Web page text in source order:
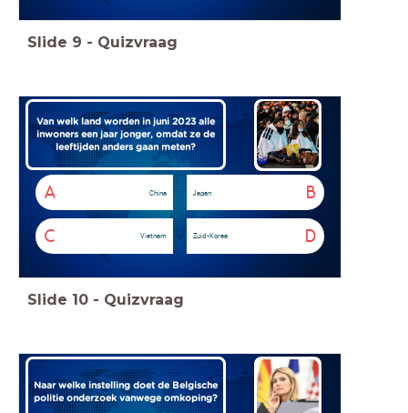
Slide 9 - Quizvraag
Van welk land worden in juni 2023 alle
inwoners een jaar jonger, omdat ze de
leeftijden anders gaan meten?
A China B
Japan
C Vietnam D
Zuid-Korea
Slide 10 - Quizvraag
Naar welke instelling doet de Belgische
politie onderzoek vanwege omkoping?